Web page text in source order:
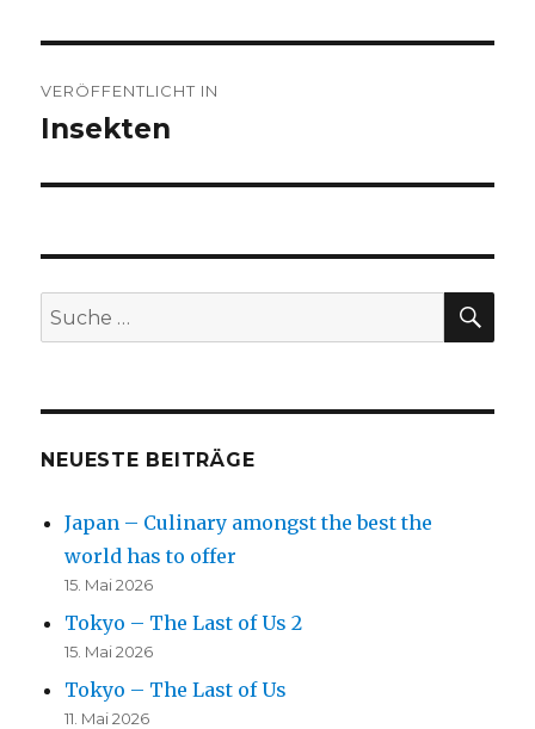
VERÖFFENTLICHT IN
Insekten
Suche
nach:
NEUESTE BEITRÄGE
Japan – Culinary amongst the best the
world has to offer
15. Mai 2026
Tokyo – The Last of Us 2
15. Mai 2026
Tokyo – The Last of Us
11. Mai 2026